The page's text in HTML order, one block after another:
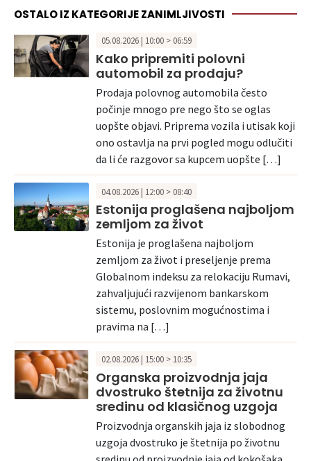
OSTALO IZ KATEGORIJE ZANIMLJIVOSTI
05.08.2026 | 10:00 > 06:59
Kako pripremiti polovni
automobil za prodaju?
Prodaja polovnog automobila često
počinje mnogo pre nego što se oglas
uopšte objavi. Priprema vozila i utisak koji
ono ostavlja na prvi pogled mogu odlučiti
da li će razgovor sa kupcem uopšte […]
04.08.2026 | 12:00 > 08:40
Estonija proglašena najboljom
zemljom za život
Estonija je proglašena najboljom
zemljom za život i preseljenje prema
Globalnom indeksu za relokaciju Rumavi,
zahvaljujući razvijenom bankarskom
sistemu, poslovnim mogućnostima i
pravima na […]
02.08.2026 | 15:00 > 10:35
Organska proizvodnja jaja
dvostruko štetnija za životnu
sredinu od klasičnog uzgoja
Proizvodnja organskih jaja iz slobodnog
uzgoja dvostruko je štetnija po životnu